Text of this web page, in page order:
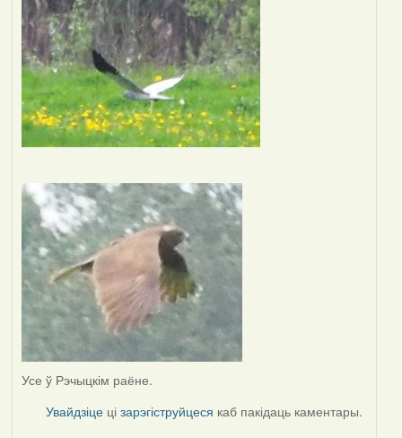
Усе ў Рэчыцкім раёне.
Увайдзіце цізарэгіструйцеся каб пакідаць каментары.